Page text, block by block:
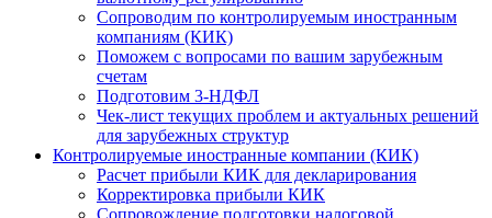
Сопроводим по контролируемым иностранным
компаниям (КИК)
Поможем с вопросами по вашим зарубежным
счетам
Подготовим 3-НДФЛ
Чек-лист текущих проблем и актуальных решений
для зарубежных структур
Контролируемые иностранные компании (КИК)
Расчет прибыли КИК для декларирования
Корректировка прибыли КИК
Сопровождение подготовки налоговой